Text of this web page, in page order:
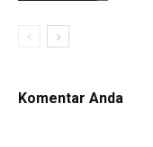
Komentar Anda